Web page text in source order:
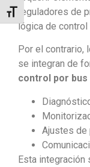
Alternar tamaño de
reguladores de
lógica de control
Por el contrario,
se integran de
control por bus
Ajustes de
Esta integración